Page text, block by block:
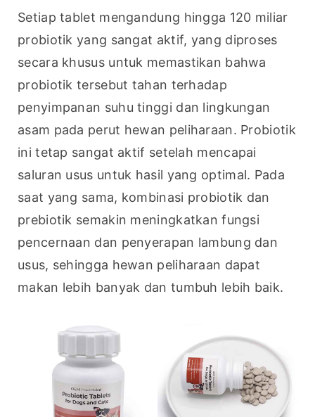
Setiap tablet mengandung hingga 120 miliar
probiotik yang sangat aktif, yang diproses
secara khusus untuk memastikan bahwa
probiotik tersebut tahan terhadap
penyimpanan suhu tinggi dan lingkungan
asam pada perut hewan peliharaan. Probiotik
ini tetap sangat aktif setelah mencapai
saluran usus untuk hasil yang optimal. Pada
saat yang sama, kombinasi probiotik dan
prebiotik semakin meningkatkan fungsi
pencernaan dan penyerapan lambung dan
usus, sehingga hewan peliharaan dapat
makan lebih banyak dan tumbuh lebih baik.